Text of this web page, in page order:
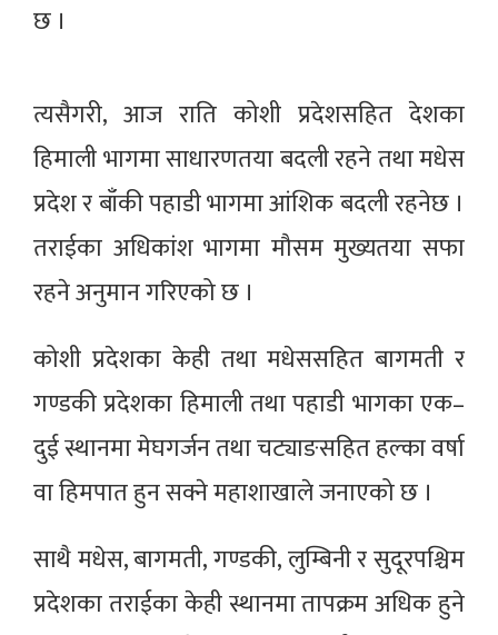
छ ।
त्यसैगरी, आज राति कोशी प्रदेशसहित देशका
हिमाली भागमा साधारणतया बदली रहने तथा मधेस
प्रदेश र बाँकी पहाडी भागमा आंशिक बदली रहनेछ ।
तराईका अधिकांश भागमा मौसम मुख्यतया सफा
रहने अनुमान गरिएको छ ।
कोशी प्रदेशका केही तथा मधेससहित बागमती र
गण्डकी प्रदेशका हिमाली तथा पहाडी भागका एक–
दुई स्थानमा मेघगर्जन तथा चट्याङसहित हल्का वर्षा
वा हिमपात हुन सक्ने महाशाखाले जनाएको छ ।
साथै मधेस, बागमती, गण्डकी, लुम्बिनी र सुदूरपश्चिम
प्रदेशका तराईका केही स्थानमा तापक्रम अधिक हुने